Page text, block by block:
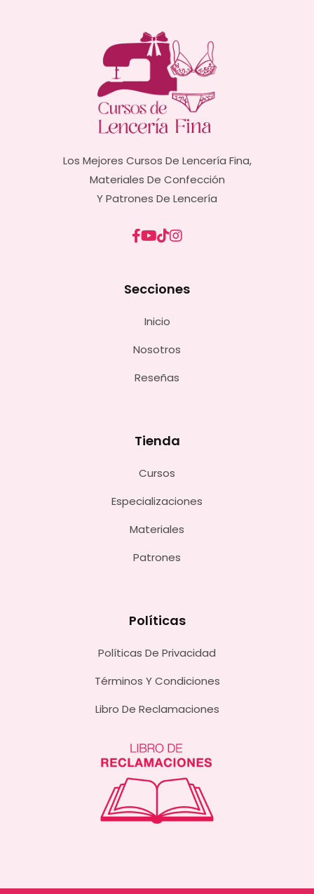
Los Mejores Cursos De Lencería Fina,
Materiales De Confección
Y Patrones De Lencería
Secciones
Inicio
Nosotros
Reseñas
Tienda
Cursos
Especializaciones
Materiales
Patrones
Políticas
Políticas De Privacidad
Términos Y Condiciones
Libro De Reclamaciones